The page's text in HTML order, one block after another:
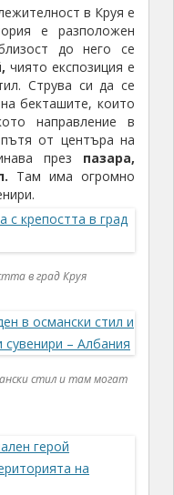
в Круя е
е разположен
до него се
чиято експозиция е
Струва си да се
бекташите, които
направление в
от центъра на
през пазара,
Там има огромно
в град Круя
стил и там могат